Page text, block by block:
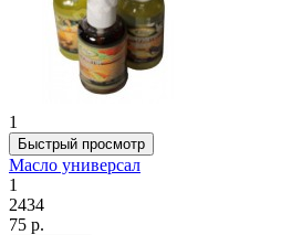
1
Быстрый просмотр
Масло универсал
1
2434
75 р.